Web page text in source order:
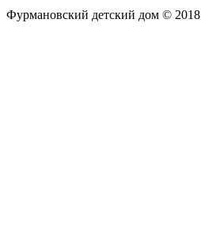
Фурмановский детский дом © 2018